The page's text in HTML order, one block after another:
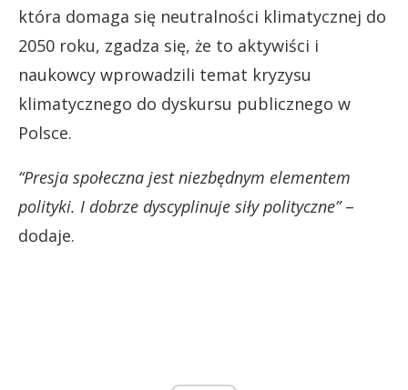
która domaga się neutralności klimatycznej do
2050 roku, zgadza się, że to aktywiści i
naukowcy wprowadzili temat kryzysu
klimatycznego do dyskursu publicznego w
Polsce.
“Presja społeczna jest niezbędnym elementem
polityki. I dobrze dyscyplinuje siły polityczne”–
dodaje.